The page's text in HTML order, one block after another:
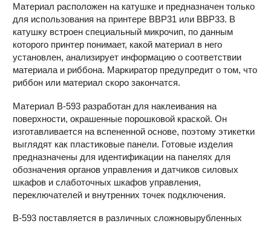
Материал расположен на катушке и предназначен только
для использования на принтере BBP31 или BBP33. В
катушку встроен специальный микрочип, по данным
которого принтер понимает, какой материал в него
установлен, анализирует информацию о соответствии
материала и риббона. Маркиратор предупредит о том, что
риббон или материал скоро закончатся.
Материал В-593 разработан для наклеивания на
поверхности, окрашенные порошковой краской. Он
изготавливается на вспененной основе, поэтому этикетки
выглядят как пластиковые панели. Готовые изделия
предназначены для идентификации на панелях для
обозначения органов управления и датчиков силовых
шкафов и слаботочных шкафов управления,
переключателей и внутренних точек подключения.
В-593 поставляется в различных сложновырубленных